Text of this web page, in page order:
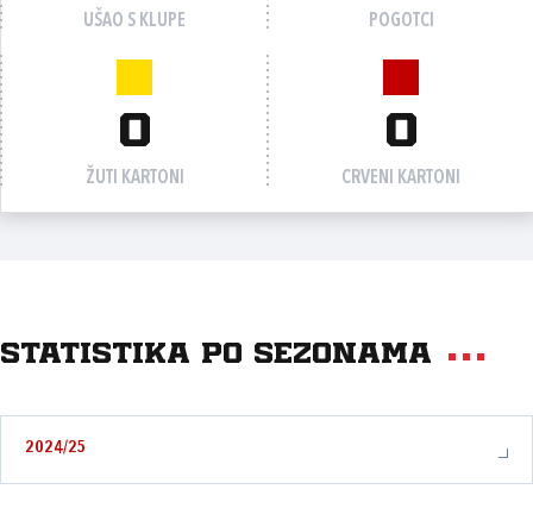
UŠAO S KLUPE POGOTCI
0
ŽUTI KARTONI
0
CRVENI KARTONI
Statistika po sezonama
2024/25